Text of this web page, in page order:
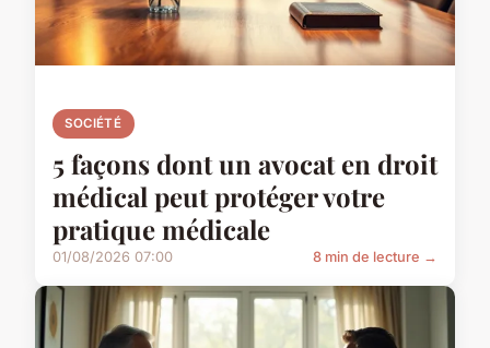
SOCIÉTÉ
5 façons dont un avocat en droit
médical peut protéger votre
pratique médicale
01/08/2026 07:00 8 min de lecture →